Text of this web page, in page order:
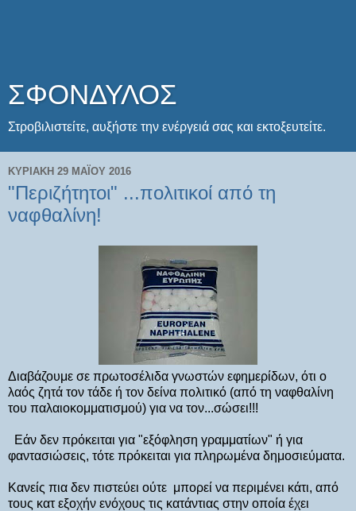
ΣΦΟΝΔΥΛΟΣ
Στροβιλιστείτε, αυξήστε την ενέργειά σας και εκτοξευτείτε.
ΚΥΡΙΑΚΉ 29 ΜΑΪ́ΟΥ 2016
"Περιζήτητοι" ...πολιτικοί από τη
ναφθαλίνη!
Διαβάζουμε σε πρωτοσέλιδα γνωστών εφημερίδων, ότι ο
λαός ζητά τον τάδε ή τον δείνα πολιτικό (από τη ναφθαλίνη
του παλαιοκομματισμού) για να τον...σώσει!!!
Εάν δεν πρόκειται για "εξόφληση γραμματίων" ή για
φαντασιώσεις, τότε πρόκειται για πληρωμένα δημοσιεύματα.
Κανείς πια δεν πιστεύει ούτε μπορεί να περιμένει κάτι, από
τους κατ εξοχήν ενόχους τις κατάντιας στην οποία έχει